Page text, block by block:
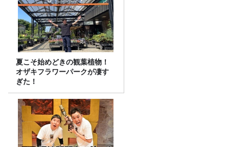
夏こそ始めどきの観葉植物！
オザキフラワーパークが凄す
ぎた！